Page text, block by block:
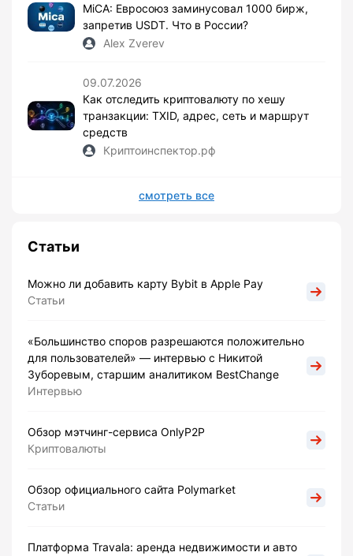
MiCA: Евросоюз заминусовал 1000 бирж,
запретив USDT. Что в России?
Alex Zverev
09.07.2026
Как отследить криптовалюту по хешу
транзакции: TXID, адрес, сеть и маршрут
средств
Криптоинспектор.рф
смотреть все
Статьи
Можно ли добавить карту Bybit в Apple Pay
Статьи
«Большинство споров разрешаются положительно
для пользователей» — интервью с Никитой
Зуборевым, старшим аналитиком BestChange
Интервью
Обзор мэтчинг-сервиса OnlyP2P
Криптовалюты
Обзор официального сайта Polymarket
Статьи
Платформа Travala: аренда недвижимости и авто